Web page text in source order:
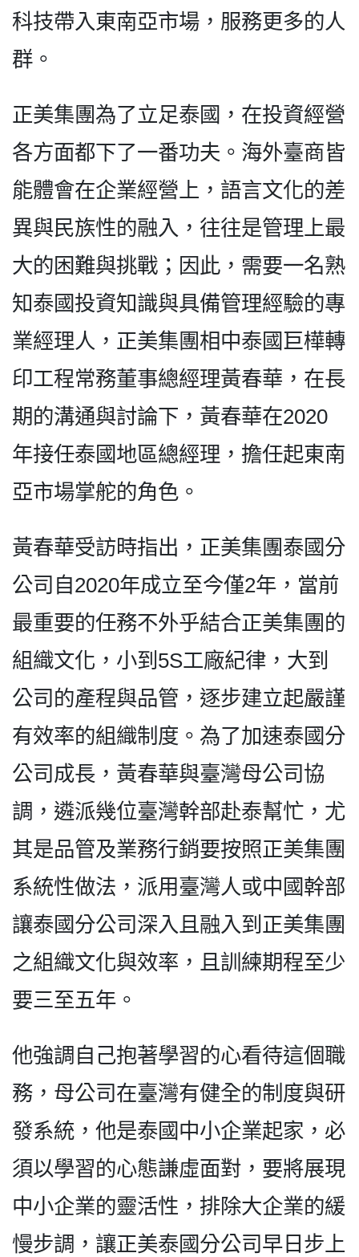
科技帶入東南亞市場，服務更多的人
群。
正美集團為了立足泰國，在投資經營
各方面都下了一番功夫。海外臺商皆
能體會在企業經營上，語言文化的差
異與民族性的融入，往往是管理上最
大的困難與挑戰；因此，需要一名熟
知泰國投資知識與具備管理經驗的專
業經理人，正美集團相中泰國巨樺轉
印工程常務董事總經理黃春華，在長
期的溝通與討論下，黃春華在2020
年接任泰國地區總經理，擔任起東南
亞市場掌舵的角色。
黃春華受訪時指出，正美集團泰國分
公司自2020年成立至今僅2年，當前
最重要的任務不外乎結合正美集團的
組織文化，小到5S工廠紀律，大到
公司的產程與品管，逐步建立起嚴謹
有效率的組織制度。為了加速泰國分
公司成長，黃春華與臺灣母公司協
調，遴派幾位臺灣幹部赴泰幫忙，尤
其是品管及業務行銷要按照正美集團
系統性做法，派用臺灣人或中國幹部
讓泰國分公司深入且融入到正美集團
之組織文化與效率，且訓練期程至少
要三至五年。
他強調自己抱著學習的心看待這個職
務，母公司在臺灣有健全的制度與研
發系統，他是泰國中小企業起家，必
須以學習的心態謙虛面對，要將展現
中小企業的靈活性，排除大企業的緩
慢步調，讓正美泰國分公司早日步上